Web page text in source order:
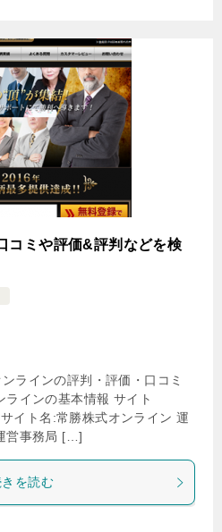
コミや評価&評判などを検
ラインの評判・評価・口コミ
インの基本情報 サイト
イト名:常勝株式オンライン 運
営事務局 […]
を読む